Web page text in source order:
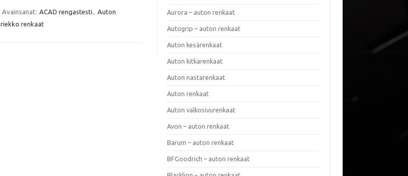
Avainsanat: ACAD rengastesti , Auton
riekko renkaat
Aurora – auton renkaat
Autogrip – auton renkaat
Auton kesärenkaat
Auton kitkarenkaat
Auton nastarenkaat
Auton renkaat
Auton valkosivurenkaat
Avon – auton renkaat
Barum – auton renkaat
BFGoodrich – auton renkaat